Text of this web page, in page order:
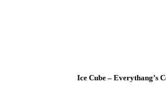
Ice Cube – Everythang’s